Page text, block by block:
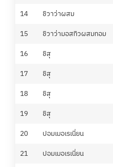
14
ชิวาว่าผสม
15
ชิวาว่ามอสทิวผสมทอม
16
ชิสุ
17
ชิสุ
18
ชิสุ
19
ชิสุ
20
ปอมเมอเรเนี่ยน
21
ปอมเมอเรเนี่ยน